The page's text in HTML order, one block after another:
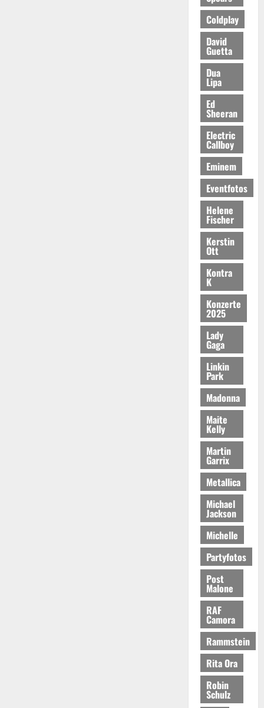
Coldplay
David
Guetta
Dua
Lipa
Ed
Sheeran
Electric
Callboy
Eminem
Eventfotos
Helene
Fischer
Kerstin
Ott
Kontra
K
Konzerte
2025
Lady
Gaga
Linkin
Park
Madonna
Maite
Kelly
Martin
Garrix
Metallica
Michael
Jackson
Michelle
Partyfotos
Post
Malone
RAF
Camora
Rammstein
Rita Ora
Robin
Schulz